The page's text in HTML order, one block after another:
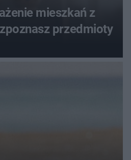
mieszkań z
przedmioty